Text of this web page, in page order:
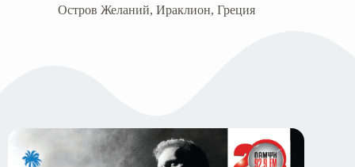
Остров Желаний, Ираклион, Греция